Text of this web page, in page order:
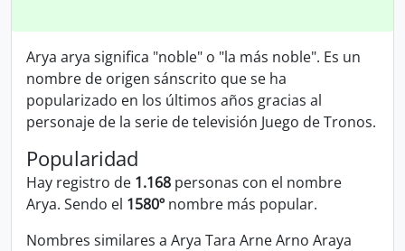
Arya arya significa "noble" o "la más noble". Es un
nombre de origen sánscrito que se ha
popularizado en los últimos años gracias al
personaje de la serie de televisión Juego de Tronos.
Popularidad
Hay registro de 1.168 personas con el nombre
Arya. Sendo el 1580º nombre más popular.
Nombres similares a Arya Tara ArneArno Araya